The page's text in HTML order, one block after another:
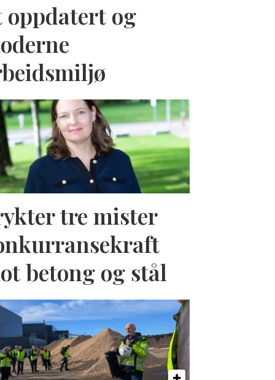
oppdatert og
tre mister
betong og stål